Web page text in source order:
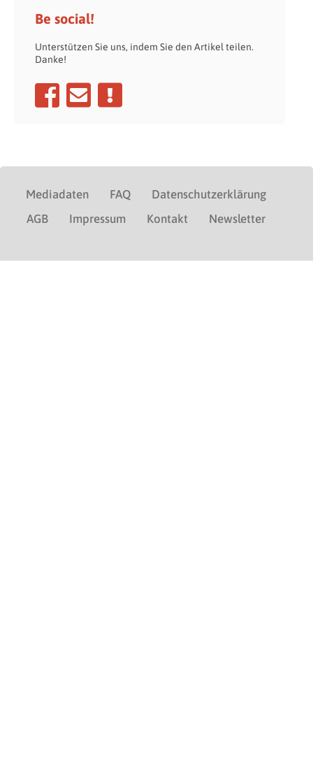
Be social!
Unterstützen Sie uns, indem Sie den Artikel teilen.
Danke!
Mediadaten FAQ
Datenschutzerklärung
AGB
Impressum Kontakt Newsletter